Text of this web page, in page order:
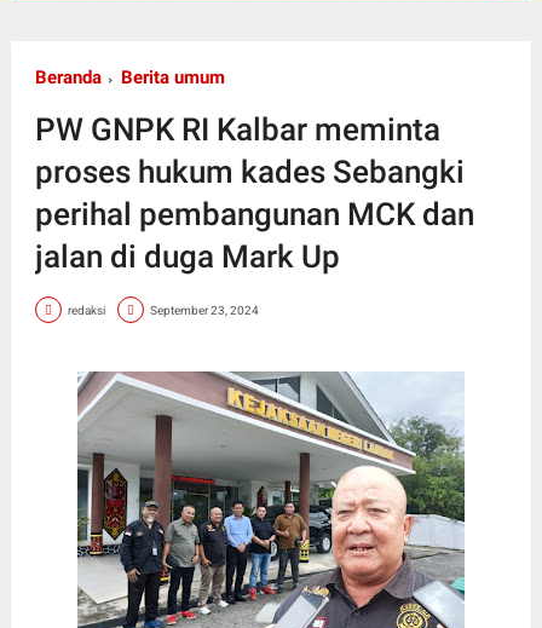
Beranda Berita umum
PW GNPK RI Kalbar meminta
proses hukum kades Sebangki
perihal pembangunan MCK dan
jalan di duga Mark Up
redaksi September 23, 2024